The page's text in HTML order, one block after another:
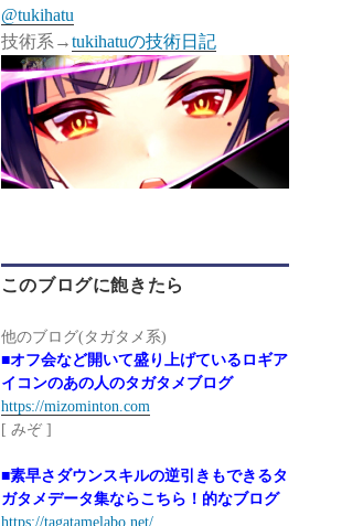
@tukihatu
技術系→tukihatuの技術日記
このブログに飽きたら
他のブログ(タガタメ系)
■オフ会など開いて盛り上げているロギア
イコンのあの人のタガタメブログ
https://mizominton.com
[ みぞ ]
■素早さダウンスキルの逆引きもできるタ
ガタメデータ集ならこちら！的なブログ
https://tagatamelabo.net/